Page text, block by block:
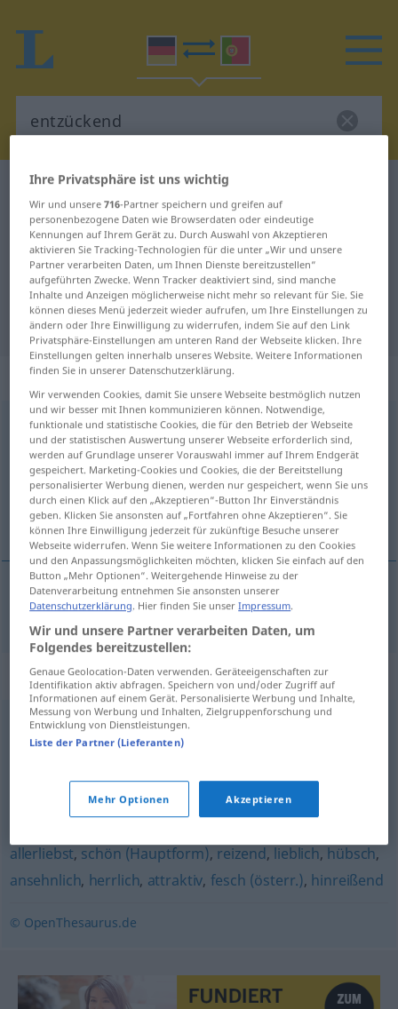
Deutsch-Portugiesisch Wörterbuch
Deutsch-Portugiesisch
Übersetzung für "entzückend"
"entzückend" Portugiesisch
Übersetzung
„entzückend“: Adjektiv
entzückendadj
Übersicht aller Übersetzungen
(Für mehr Details die Übersetzung anklicken/antippen)
encantador
encantador entzückend
Synonyme für "entzückend"
apart, anziehend,gewinnend
lieblich
allerliebst, schön (Hauptform), reizend, lieblich, hübsch,
ansehnlich, herrlich, attraktiv, fesch (österr.), hinreißend
© OpenThesaurus.de
Ihre Privatsphäre ist uns wichtig
Wir und unsere716-Partner speichern und greifen auf
personenbezogene Daten wie Browserdaten oder eindeutige
Kennungen auf Ihrem Gerät zu. Durch Auswahl von Akzeptieren
aktivieren Sie Tracking-Technologien für die unter „Wir und unsere
Partner verarbeiten Daten, um Ihnen Dienste bereitzustellen“
aufgeführten Zwecke. Wenn Tracker deaktiviert sind, sind manche
Inhalte und Anzeigen möglicherweise nicht mehr so relevant für Sie. Sie
können dieses Menü jederzeit wieder aufrufen, um Ihre Einstellungen zu
ändern oder Ihre Einwilligung zu widerrufen, indem Sie auf den Link
Privatsphäre-Einstellungen am unteren Rand der Webseite klicken. Ihre
Einstellungen gelten innerhalb unseres Website. Weitere Informationen
finden Sie in unserer Datenschutzerklärung.
Wir verwenden Cookies, damit Sie unsere Webseite bestmöglich nutzen
und wir besser mit Ihnen kommunizieren können. Notwendige,
funktionale und statistische Cookies, die für den Betrieb der Webseite
und der statistischen Auswertung unserer Webseite erforderlich sind,
werden auf Grundlage unserer Vorauswahl immer auf Ihrem Endgerät
gespeichert. Marketing-Cookies und Cookies, die der Bereitstellung
personalisierter Werbung dienen, werden nur gespeichert, wenn Sie uns
durch einen Klick auf den „Akzeptieren“-Button Ihr Einverständnis
geben. Klicken Sie ansonsten auf „Fortfahren ohne Akzeptieren“. Sie
können Ihre Einwilligung jederzeit für zukünftige Besuche unserer
Webseite widerrufen. Wenn Sie weitere Informationen zu den Cookies
und den Anpassungsmöglichkeiten möchten, klicken Sie einfach auf den
Button „Mehr Optionen“. Weitergehende Hinweise zu der
Datenverarbeitung entnehmen Sie ansonsten unserer
Datenschutzerklärung. Hier finden Sie unserImpressum.
Wir und unsere Partner verarbeiten Daten, um
Folgendes bereitzustellen:
Genaue Geolocation-Daten verwenden. Geräteeigenschaften zur
Identifikation aktiv abfragen. Speichern von und/oder Zugriff auf
Informationen auf einem Gerät. Personalisierte Werbung und Inhalte,
Messung von Werbung und Inhalten, Zielgruppenforschung und
Entwicklung von Dienstleistungen.
Liste der Partner (Lieferanten)
Mehr Optionen Akzeptieren